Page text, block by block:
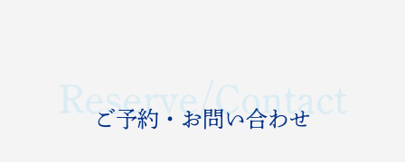
Reserve/Contact
ご予約・お問い合わせ